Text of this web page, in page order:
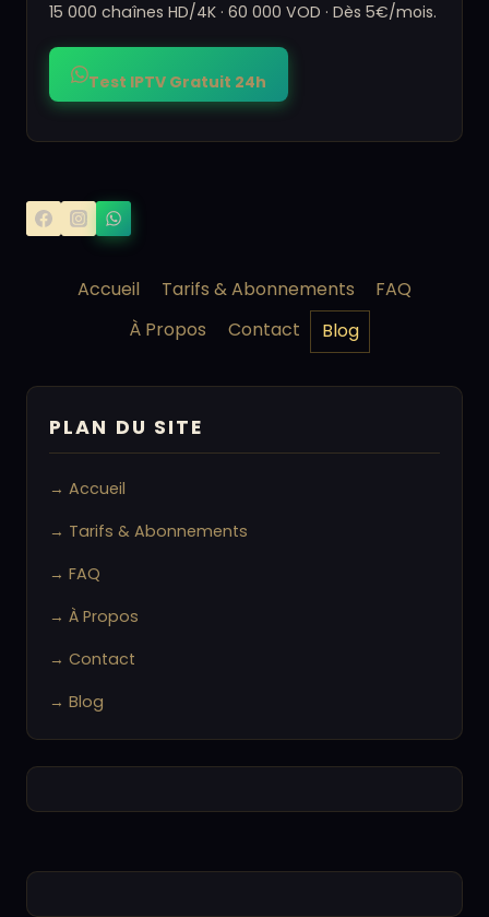
15 000 chaînes HD/4K · 60 000 VOD · Dès 5€/mois.
Test IPTV Gratuit 24h
Accueil Tarifs & Abonnements
FAQ
À Propos
Contact Blog
PLAN DU SITE
→ Accueil
→ Tarifs & Abonnements
→ FAQ
→ À Propos
→ Contact
→ Blog